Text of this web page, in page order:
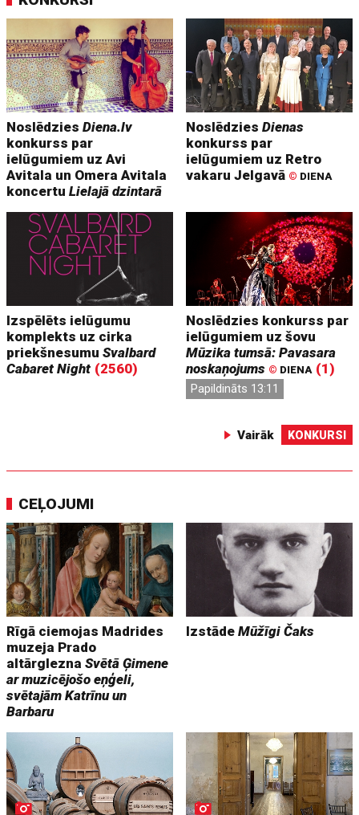
NoslēdziesDiena.lv
konkurss par
ielūgumiem uz Avi
Avitala un Omera Avitala
koncertuLielajā dzintarā
NoslēdziesDienas
konkurss par
ielūgumiem uz Retro
vakaru Jelgavā © DIENA
Izspēlēts ielūgumu
komplekts uz cirka
priekšnesumuSvalbard
Cabaret Night (2560)
Noslēdzies konkurss par
ielūgumiem uz šovu
Mūzika tumsā: Pavasara
noskaņojums © DIENA (1)
Papildināts 13:11
Vairāk KONKURSI
CEĻOJUMI
Rīgā ciemojas Madrides
muzeja Prado
altārgleznaSvētā Ģimene
ar muzicējošo eņģeli,
svētajām Katrīnu un
Barbaru
IzstādeMūžīgi Čaks